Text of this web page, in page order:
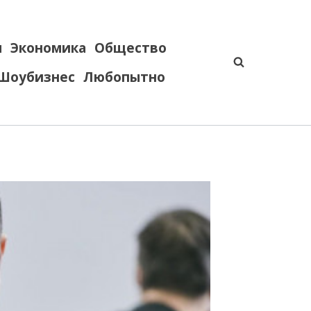
Экономика Общество
Любопытно